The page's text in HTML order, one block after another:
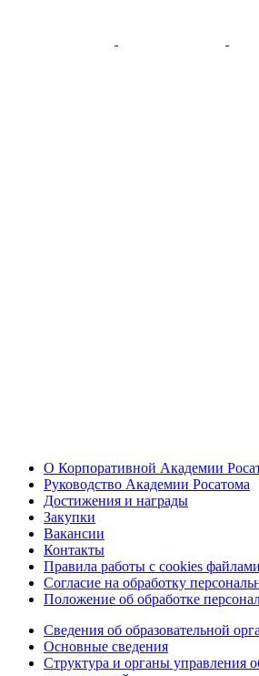
О Корпоративной Академии
Руководство Академии Росатома
Достижения и награды
Закупки
Вакансии
Контакты
Правила работы с cookies файлами
Согласие на обработку
Положение об обработке
Сведения об образовательной
Основные сведения
Структура и органы управления